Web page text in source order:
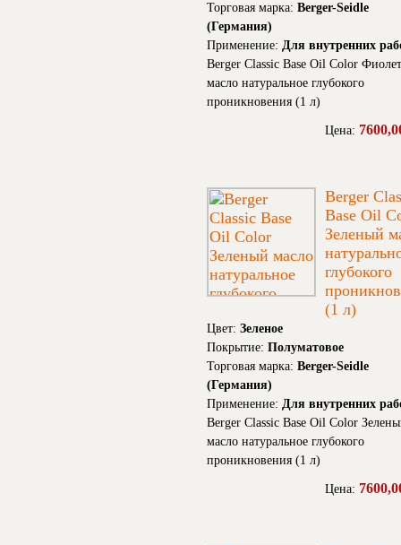
Торговая марка: Berger-Seidle
(Германия)
Применение: Для внутренних
Berger Classic Base Oil Color
масло натуральное глубокого
проникновения (1 л)
Цена:
Berger
Base Oil
Зеленый
глубокого
(1 л)
Цвет: Зеленое
Покрытие: Полуматовое
Торговая марка: Berger-Seidle
(Германия)
Применение: Для внутренних
Berger Classic Base Oil Color
масло натуральное глубокого
проникновения (1 л)
Цена: